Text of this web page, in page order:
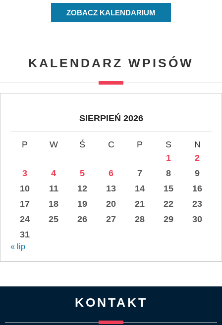
ZOBACZ KALENDARIUM
KALENDARZ WPISÓW
SIERPIEŃ 2026
P W Ś C P S
N
1
2
3
4 5 6 7 8
9
10
11 12 13 14 15
16
17
18 19 20 21 22
23
24
25 26 27 28 29
30
31
« lip
KONTAKT